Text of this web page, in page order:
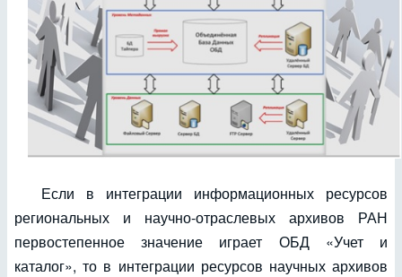
Если в интеграции информационных ресурсов
региональных и научно-отраслевых архивов РАН
первостепенное значение играет ОБД «Учет и
каталог», то в интеграции ресурсов научных архивов